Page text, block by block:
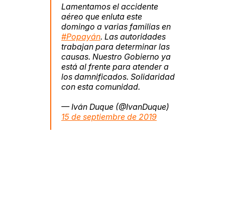
Lamentamos el accidente
aéreo que enluta este
domingo a varias familias en
#Popayán. Las autoridades
trabajan para determinar las
causas. Nuestro Gobierno ya
está al frente para atender a
los damnificados. Solidaridad
con esta comunidad.
— Iván Duque (@IvanDuque)
15 de septiembre de 2019